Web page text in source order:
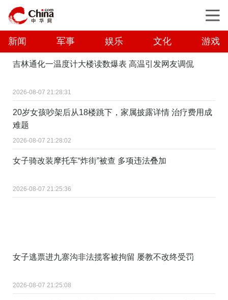
新闻 军事 娱乐 文化 游戏
吉林通化一温度计大楼读数爆表 高温引发网友调侃
2026-08-07 21:28:31
20岁女孩吵架后从18楼跳下，家属披露详情 治疗费用成
难题
2026-08-07 21:28:02
女子骑改装摩托车“炸街”被查 多项违法叠加
2026-08-07 21:25:36
女子逃票进九寨沟非法揽客被拘留 屡教不改终受罚
2026-08-07 21:25:08